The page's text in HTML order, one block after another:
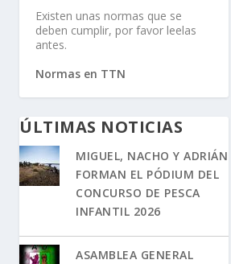
Existen unas normas que se
deben cumplir, por favor leelas
antes.
Normas en TTN
ÚLTIMAS NOTICIAS
MIGUEL, NACHO Y ADRIÁN
FORMAN EL PÓDIUM DEL
CONCURSO DE PESCA
INFANTIL 2026
ASAMBLEA GENERAL